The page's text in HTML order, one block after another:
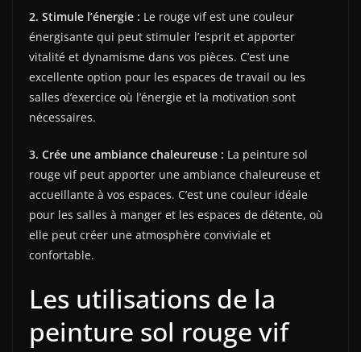
2. Stimule l’énergie : Le rouge vif est une couleur
énergisante qui peut stimuler l’esprit et apporter
vitalité et dynamisme dans vos pièces. C’est une
excellente option pour les espaces de travail ou les
salles d’exercice où l’énergie et la motivation sont
nécessaires.
3. Crée une ambiance chaleureuse : La peinture sol
rouge vif peut apporter une ambiance chaleureuse et
accueillante à vos espaces. C’est une couleur idéale
pour les salles à manger et les espaces de détente, où
elle peut créer une atmosphère conviviale et
confortable.
Les utilisations de la
peinture sol rouge vif